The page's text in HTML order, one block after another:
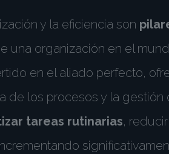
y la eficiencia son
una organización en el
en el aliado perfecto,
de los procesos y la
tareas rutinarias,